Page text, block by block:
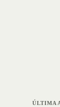
ÚLTIMA